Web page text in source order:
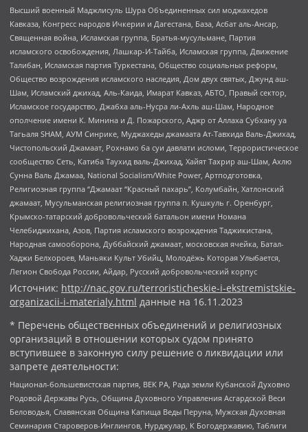
Высший военный Маджлисуль Шура Объединенных сил моджахедов
Кавказа, Конгресс народов Ичкерии и Дагестана, База, Асбат аль-Ансар,
Священная война, Исламская группа, Братья-мусульмане, Партия
исламского освобождения, Лашкар-И-Тайба, Исламская группа, Движение
Талибан, Исламская партия Туркестана, Общество социальных реформ,
Общество возрождения исламского наследия, Дом двух святых, Джунд аш-
Шам, Исламский джихад, Аль-Каида, Имарат Кавказ, АБТО, Правый сектор,
Исламское государство, Джабха аль-Нусра ли-Ахль аш-Шам, Народное
ополчение имени К. Минина и Д. Пожарского, Аджр от Аллаха Субхану уа
Тагьаля SHAM, АУМ Синрике, Муджахеды джамаата Ат-Тавхида Валь-Джихад,
Чистопольский Джамаат, Рохнамо ба суи давлати исломи, Террористическое
сообщество Сеть, Катиба Таухид валь-Джихад, Хайят Тахрир аш-Шам, Ахлю
Сунна Валь Джамаа, National Socialism/White Power, Артподготовка,
Религиозная группа “Джамаат “Красный пахарь”, Колумбайн, Хатлонский
джамаат, Мусульманская религиозная группа п. Кушкуль г. Оренбург,
Крымско-татарский добровольческий батальон имени Номана
Челебиджихана, Азов, Партия исламского возрождения Таджикистана,
Народная самооборона, Дуббайский джамаат, московская ячейка, Батал-
Хаджи Белхороев, Маньяки Культ Убийц, Молодёжь Которая Улыбается,
Легион Свобода России, Айдар, Русский добровольческий корпус
Источник: http://nac.gov.ru/terroristicheskie-i-ekstremistskie-
organizacii-i-materialy.html данные на 16.11.2023
* Перечень общественных объединений и религиозных
организаций в отношении которых судом принято
вступившее в законную силу решение о ликвидации или
запрете деятельности:
Национал-большевистская партия, ВЕК РА, Рада земли Кубанской Духовно
Родовой Державы Русь, Община Духовного Управления Асгардской Веси
Беловодья, Славянская Община Капища Веды Перуна, Мужская Духовная
Семинария Староверов-Инглингов, Нурджулар, К Богодержавию, Таблиги